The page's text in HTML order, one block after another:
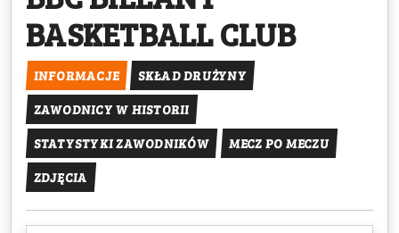
BASKETBALL CLUB
INFORMACJE
SKŁAD DRUŻYNY
ZAWODNICY W HISTORII
STATYSTYKI ZAWODNIKÓW
MECZ PO MECZU
ZDJĘCIA